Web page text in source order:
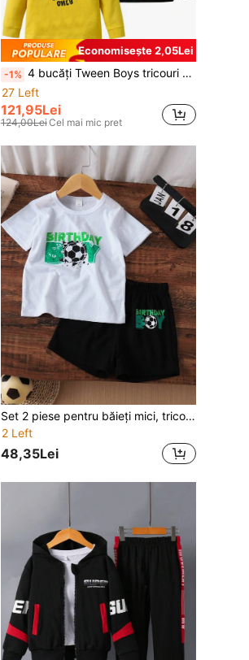
Economisește 2,05Lei
-1% 4 bucăți Tween Boys tricouri cu mânecă lungă cu imprimeu pentru jocuri video pentru băieți Tween, toamnă, hanorac
27 Left
121,95Lei
124,00LeiCel mai mic pret
Set 2 piese pentru băieți mici, tricou cu guler rotund cu imprimeu fotbal și litere și pantaloni scurți, casual pentru vacanța de vară și școală, 4-7 ani
2 Left
48,35Lei